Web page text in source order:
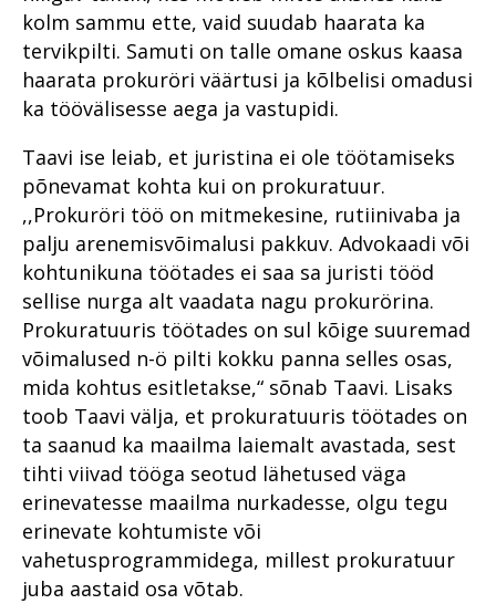
Vahistamine ja
konfiskeerimine
Riigivastased süüteod
Organiseeritud kuritegevus
Küberkuritegevus
kogukonnaga
Põhja ringkonnaprokuratuur
Lääne ringkonnaprokuratuur
Viru ringkonnaprokuratuur
Süüdistusosakond 1
Süüdistusosakond 2
Järelevalveosakond
Haldusosakond
Südametunnistuse poolel
väärtustatakse kogemust
Erikonsultandi eripalgeline töö
Rahvusvaheline koostöö
numbrites 2023
Rahvusvaheline
koolituskoostöö
prokuratuuris
Raske
korruptsioonikuritegevus
Riigi peaprokurörilt
Riigihangetega seotud
korruptsioonist
meditsiinisektoris
Riigivastased süüteod
Süüdistusosakond aastal
2022
Suure kahjuga
majanduskuritegevus
Tervislikel põhjustel
menetlusest vabastamine –
puutumatud
kriminaalmenetluses?
Põhja ringkonnaprokuratuur
Rahvusvaheline koostöö
küberkuritegude uurimisel
küberkuritegevuse
tõkestamise väljakutsetest
tõendite kogumisel
Raske
korruptsioonikuritegevus
Riigivastased süüteod
Suur samm edasi
investeerimiskelmuste
pandeemia peatamiseks
Suure kahjuga
majanduskuritegevus
Süüdistusosakond aastal
2021
hakkajast praktikandist
Koovit – turist, kellest sai
kohalik
Põhja ringkonnaprokuratuur
2020. aastal
aastal 2020
Lääne ringkonnaprokuratuur
2020. aastal
Lõuna ringkonnaprokuratuur
2020. aastal
Avalike suhete osakond 2020.
aastal
Süüdistusosakond 2020.
aastal
Järelevalveosakond 2020.
aastal
Haldusosakond 2020. aastal
uuendus PRIS3
kolm sammu ette, vaid suudab haarata ka
tervikpilti. Samuti on talle omane oskus kaasa
haarata prokuröri väärtusi ja kõlbelisi omadusi
ka töövälisesse aega ja vastupidi.
Taavi ise leiab, et juristina ei ole töötamiseks
põnevamat kohta kui on prokuratuur.
,,Prokuröri töö on mitmekesine, rutiinivaba ja
palju arenemisvõimalusi pakkuv. Advokaadi või
kohtunikuna töötades ei saa sa juristi tööd
sellise nurga alt vaadata nagu prokurörina.
Prokuratuuris töötades on sul kõige suuremad
võimalused n-ö pilti kokku panna selles osas,
mida kohtus esitletakse,“ sõnab Taavi. Lisaks
toob Taavi välja, et prokuratuuris töötades on
ta saanud ka maailma laiemalt avastada, sest
tihti viivad tööga seotud lähetused väga
erinevatesse maailma nurkadesse, olgu tegu
erinevate kohtumiste või
vahetusprogrammidega, millest prokuratuur
juba aastaid osa võtab.